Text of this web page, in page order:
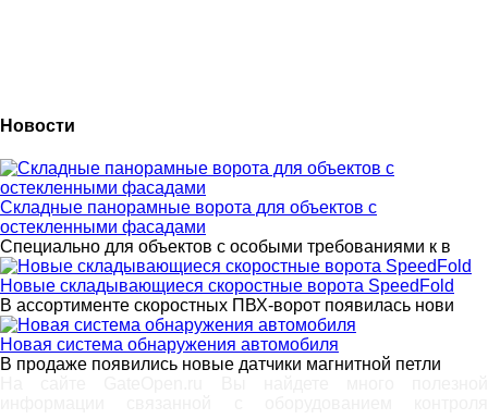
Новости
Складные панорамные ворота для объектов с
остекленными фасадами
Специально для объектов с особыми требованиями к в
Новые складывающиеся скоростные ворота SpeedFold
В ассортименте скоростных ПВХ-ворот появилась нови
Новая система обнаружения автомобиля
В продаже появились новые датчики магнитной петли